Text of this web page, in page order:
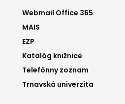
Footer
menu
2
Webmail Office 365
MAIS
EZP
Katalóg knižnice
Telefónny zoznam
Trnavská univerzita